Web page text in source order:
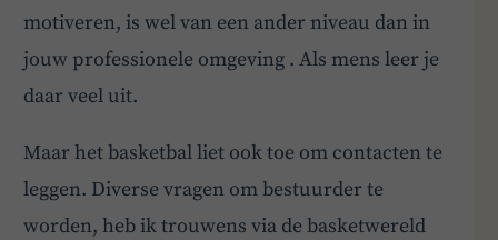
motiveren, is wel van een ander niveau dan in
jouw professionele omgeving . Als mens leer je
daar veel uit.
Maar het basketbal liet ook toe om contacten te
leggen. Diverse vragen om bestuurder te
worden, heb ik trouwens via de basketwereld